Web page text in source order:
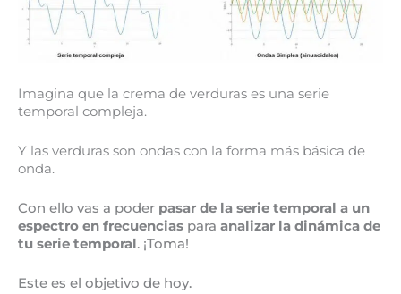
Imagina que la crema de verduras es una serie
temporal compleja.
Y las verduras son ondas con la forma más básica de
onda.
Con ello vas a poder pasar de la serie temporal a un
espectro en frecuencias para analizar la dinámica de
tu serie temporal. ¡Toma!
Este es el objetivo de hoy.